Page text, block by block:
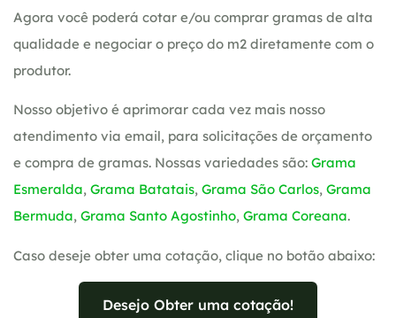
Agora você poderá cotar e/ou comprar gramas de alta
qualidade e negociar o preço do m2 diretamente com o
produtor.
Nosso objetivo é aprimorar cada vez mais nosso
atendimento via email, para solicitações de orçamento
e compra de gramas. Nossas variedades são: Grama
Esmeralda, Grama Batatais, Grama São Carlos, Grama
Bermuda, Grama Santo Agostinho, Grama Coreana.
Caso deseje obter uma cotação, clique no botão abaixo:
Desejo Obter uma cotação!